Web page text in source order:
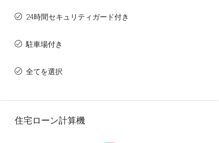
24時間セキュリティガード付き
駐車場付き
全てを選択
住宅ローン計算機